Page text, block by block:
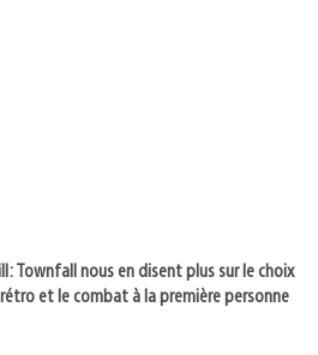
Townfall nous en disent plus sur le choix
et le combat à la première personne